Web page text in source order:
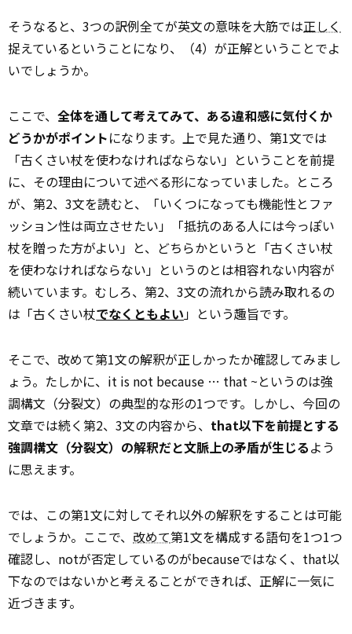
そうなると、3つの訳例全てが英文の意味を大筋では正しく
捉えているということになり、（4）が正解ということでよ
いでしょうか。
ここで、 全体を通して考えてみて、ある違和感に気付くか
どうかがポイントになります。上で見た通り、第1文では
「古くさい杖を使わなければならない」ということを前提
に、その理由について述べる形になっていました。ところ
が、第2、3文を読むと、「いくつになっても機能性とファ
ッション性は両立させたい」「抵抗のある人には今っぽい
杖を贈った方がよい」と、どちらかというと「古くさい杖
を使わなければならない」というのとは相容れない内容が
続いています。むしろ、第2、3文の流れから読み取れるの
は「古くさい杖でなくともよい 」という趣旨です。
そこで、改めて第1文の解釈が正しかったか確認してみまし
ょう。たしかに、it is not because … that ~というのは強
調構文（分裂文）の典型的な形の1つです。しかし、今回の
文章では続く第2、3文の内容から、 that以下を前提とする
強調構文（分裂文）の解釈だと文脈上の矛盾が生じるよう
に思えます。
では、この第1文に対してそれ以外の解釈をすることは可能
でしょうか。ここで、 改めて第1文を構成する語句を1つ1つ
確認し、notが否定しているのがbecauseではなく、that以
下なのではないかと考えることができれば、正解に一気に
近づきます。